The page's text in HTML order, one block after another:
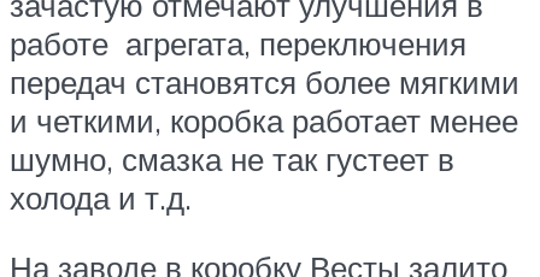
работе агрегата, переключения
передач становятся более мягкими
и четкими, коробка работает менее
шумно, смазка не так густеет в
холода и т.д.
На заводе в коробку Весты залито